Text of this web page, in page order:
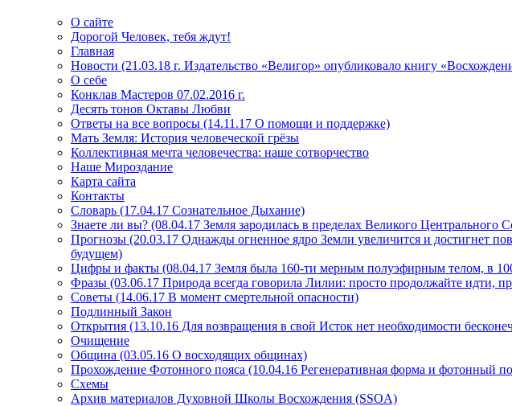
О сайте
Дорогой Человек, тебя ждут!
Главная
Новости (21.03.18 г. Издательство «Велигор» опубликовало книгу
О себе
Конклав Мастеров 07.02.2016 г.
Десять тонов Октавы Любви
Ответы на все вопросы (14.11.17 О помощи и поддержке)
Мать Земля: История человеческой грёзы
Коллективная мечта человечества: наше сотворчество
Наше Мироздание
Карта сайта
Контакты
Словарь (17.04.17 Сознательное Дыхание)
Знаете ли вы? (08.04.17 Земля зародилась в пределах Великого Центрального
Прогнозы (20.03.17 Однажды огненное ядро Земли увеличится и достигнет
будущем)
Цифры и факты (08.04.17 Земля была 160-ти мерным полуэфирным телом, в
Фразы (03.06.17 Природа всегда говорила Лилии: просто продолжайте идти,
Советы (14.06.17 В момент смертельной опасности)
Подлинный Закон
Открытия (13.10.16 Для возвращения в свой Исток нет необходимости
Очищение
Община (03.05.16 О восходящих общинах)
Прохождение Фотонного пояса (10.04.16 Регенеративная форма и фотонный
Схемы
Архив материалов Духовной Школы Восхождения (SSOA)